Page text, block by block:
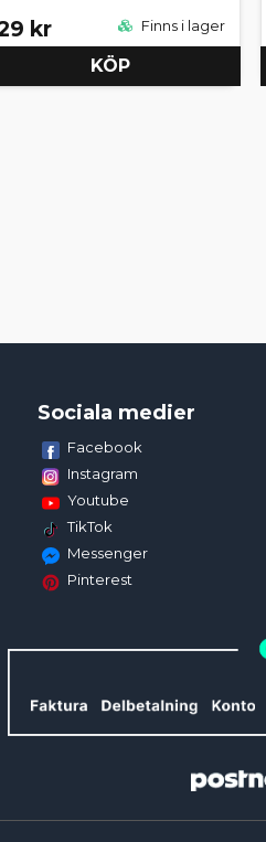
kr Finns i lager
KÖP
Sociala medier
Facebook
Instagram
Youtube
TikTok
Messenger
Pinterest